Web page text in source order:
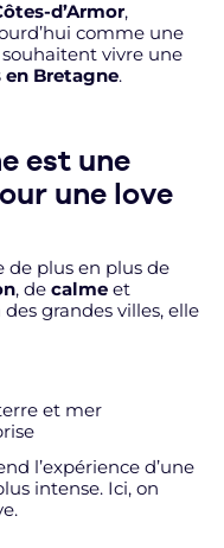
d’Armor,
comme une
vivre une
Bretagne.
est une
une love
de plus en plus de
, de calme et
grandes villes, elle
et mer
l’expérience d’une
intense. Ici, on